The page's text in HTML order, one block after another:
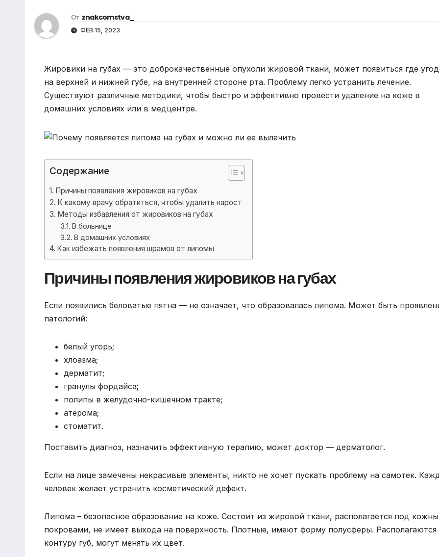
От znakcomstva_
ФЕВ 15, 2023
Жировики на губах — это доброкачественные опухоли жировой ткани, может появиться где
на верхней и нижней губе, на внутренней стороне рта. Проблему легко устранить лечение.
Существуют различные методики, чтобы быстро и эффективно провести удаление на коже в
домашних условиях или в медцентре.
Содержание
Причины появления жировиков на губах
К какому врачу обратиться, чтобы удалить нарост
Методы избавления от жировиков на губах
В больнице
В домашних условиях
Как избежать появления шрамов от липомы
Причины появления жировиков на губах
Если появились беловатые пятна — не означает, что образовалась липома. Может быть
патологий:
белый угорь;
хлоазма;
дерматит;
гранулы фордайса;
полипы в желудочно-кишечном тракте;
атерома;
стоматит.
Поставить диагноз, назначить эффективную терапию, может доктор — дерматолог.
Если на лице замечены некрасивые элементы, никто не хочет пускать проблему на самотек.
человек желает устранить косметический дефект.
Липома – безопасное образование на коже. Состоит из жировой ткани, располагается под
покровами, не имеет выхода на поверхность. Плотные, имеют форму полусферы. Располагаются
контуру губ, могут менять их цвет.